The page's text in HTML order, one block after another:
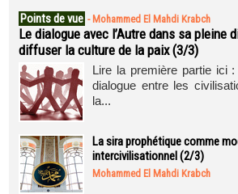
Points de vue - Mohammed El Mahdi Krabch
Le dialogue avec l’Autre dans sa pleine
diffuser la culture de la paix (3/3)
Lire la première partie ici
dialogue entre les
la...
La sira prophétique comme
intercivilisationnel (2/3)
Mohammed El Mahdi Krabch